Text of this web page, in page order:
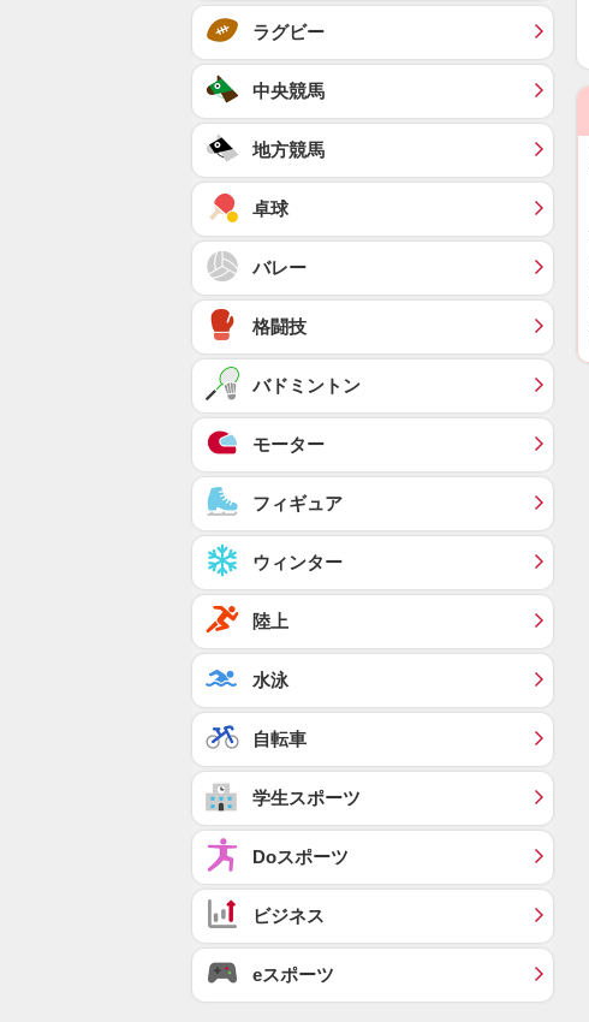
ラグビー
中央競馬
地方競馬
卓球
バレー
格闘技
バドミントン
モーター
フィギュア
ウィンター
陸上
水泳
自転車
学生スポーツ
Doスポーツ
ビジネス
eスポーツ